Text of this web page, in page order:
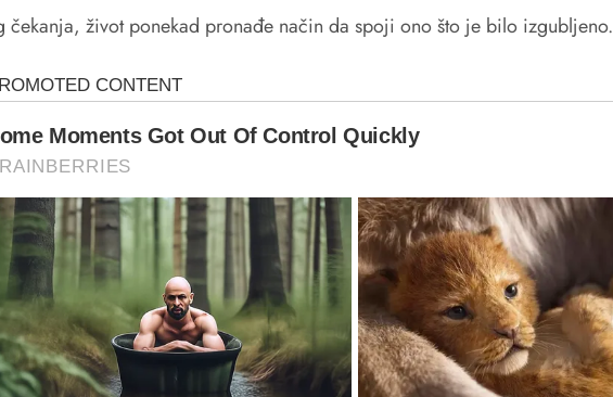
život ponekad pronađe način da spoji ono što je bilo izgubljeno.